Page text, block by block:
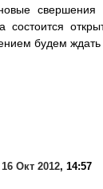
состоится
будем ждать
16 Окт 2012, 14:57